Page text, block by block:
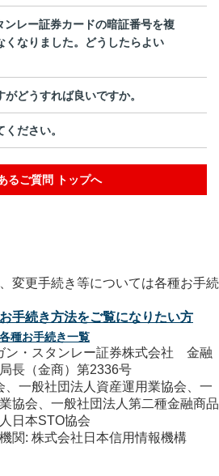
レー証券カードの暗証番号を複
くなりました。どうしたらよい
どうすれば良いですか。
ださい。
るご質問 トップへ
手続き方法をご覧になりたい方
各種お手続き一覧
ン・スタンレー証券株式会社 金融
長（金商）第2336号
、一般社団法人資産運用業協会、一
協会、一般社団法人第二種金融商品
日本STO協会
関: 株式会社日本信用情報機構